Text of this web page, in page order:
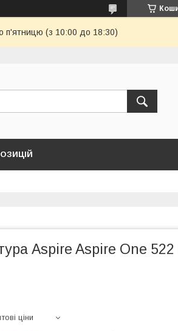
п'ятницю (з 10:00 до 18:30)
Aspire Aspire One
ціни